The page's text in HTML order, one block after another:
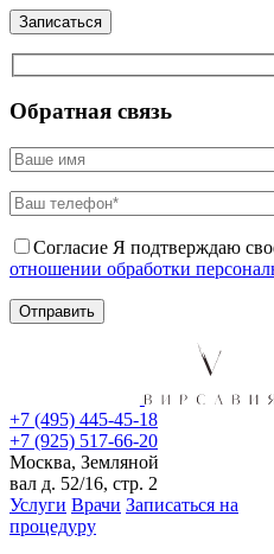
Обратная связь
Согласие Я подтверждаю
отношении обработки
+7 (495) 445-45-18
+7 (925) 517-66-20
Москва, Земляной
вал д. 52/16, стр. 2
Услуги Врачи Записаться на
процедуру